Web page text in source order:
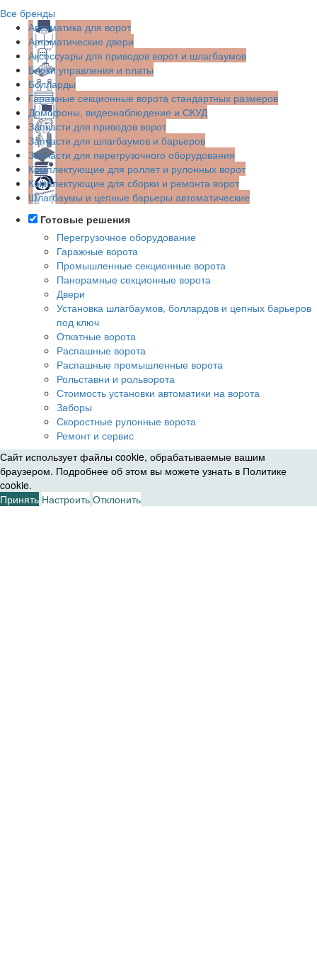
Все бренды
Автоматика для ворот
Автоматические двери
Аксессуары для приводов ворот и шлагбаумов
Блоки управления и платы
Болларды
Гаражные секционные ворота стандартных размеров
Домофоны, видеонаблюдение и СКУД
Запчасти для приводов ворот
Запчасти для шлагбаумов и барьеров
Запчасти для перегрузочного оборудования
Комплектующие для роллет и рулонных ворот
Комплектующие для сборки и ремонта ворот
Шлагбаумы и цепные барьеры автоматические
Готовые решения
Перегрузочное оборудование
Гаражные ворота
Промышленные секционные ворота
Панорамные секционные ворота
Двери
Установка шлагбаумов, боллардов и цепных барьеров
под ключ
Откатные ворота
Распашные ворота
Распашные промышленные ворота
Рольставни и рольворота
Стоимость установки автоматики на ворота
Заборы
Скоростные рулонные ворота
Ремонт и сервис
Сайт использует файлы cookie, обрабатываемые вашим
браузером. Подробнее об этом вы можете узнать в Политике
cookie.
Принять Настроить Отклонить